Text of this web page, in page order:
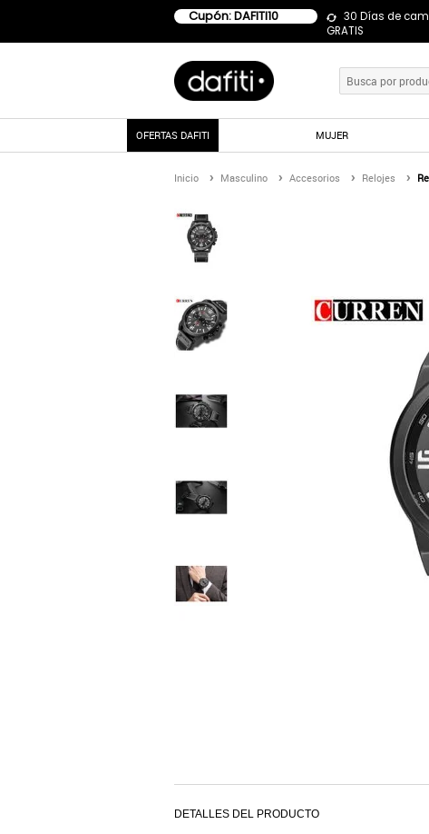
Cupón: DAFITI10
30 Días de
GRATIS
OFERTAS DAFITI MUJER
Inicio Masculino Accesorios Relojes
DETALLES DEL PRODUCTO